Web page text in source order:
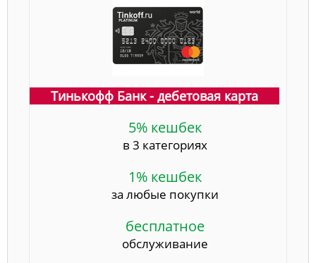
Тинькофф Банк - дебетовая карта
5% кешбек
в 3 категориях
1% кешбек
за любые покупки
бесплатное
обслуживание